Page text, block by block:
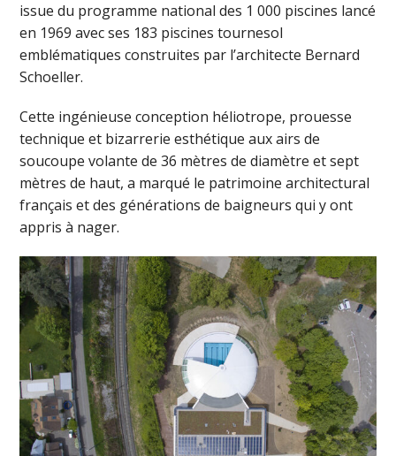
issue du programme national des 1 000 piscines lancé
en 1969 avec ses 183 piscines tournesol
emblématiques construites par l’architecte Bernard
Schoeller.
Cette ingénieuse conception héliotrope, prouesse
technique et bizarrerie esthétique aux airs de
soucoupe volante de 36 mètres de diamètre et sept
mètres de haut, a marqué le patrimoine architectural
français et des générations de baigneurs qui y ont
appris à nager.